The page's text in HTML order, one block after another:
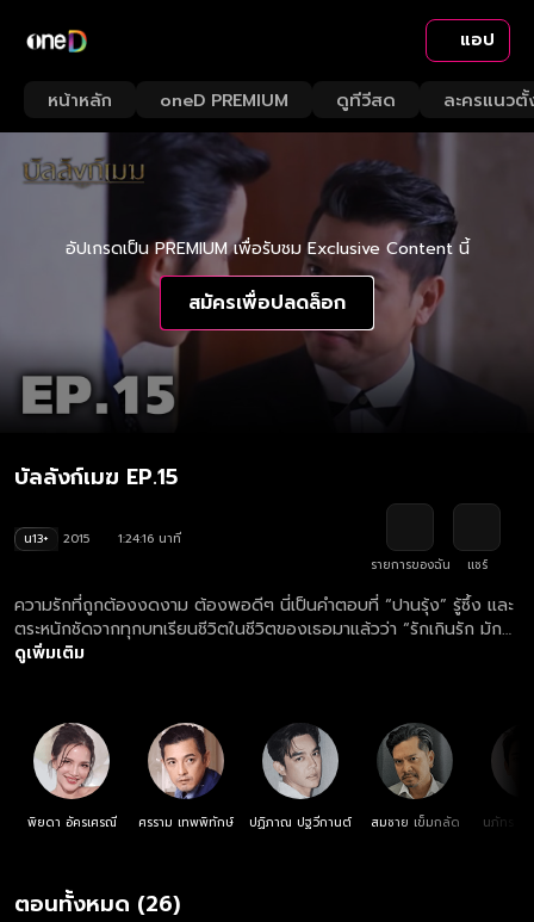
แอป
หน้าหลัก oneD PREMIUM ดูทีวีสด ละครแนวตั้
อัปเกรดเป็น PREMIUM เพื่อรับชม Exclusive Content นี้
สมัครเพื่อปลดล็อก
บัลลังก์เมฆ EP.15
น13+ 2015
1:24:16 นาที
รายการของฉัน
แชร์
ความรักที่ถูกต้องงดงาม ต้องพอดีๆ นี่เป็นคำตอบที่ “ปานรุ้ง” รู้ซึ้ง และ
ตระหนักชัดจากทุกบทเรียนชีวิตในชีวิตของเธอมาแล้วว่า “รักเกินรัก มัก
ทำลาย”
ดูเพิ่มเติม
พิยดา อัครเศรณี ศรราม เทพพิทักษ์ ปฏิภาณ ปฐวีกานต์ สมชาย เข็มกลัด นภัทร อิน
ตอนทั้งหมด (26)